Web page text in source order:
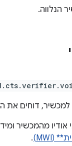
הנלווה.
דוחים את
אודיו מהמכשיר
.